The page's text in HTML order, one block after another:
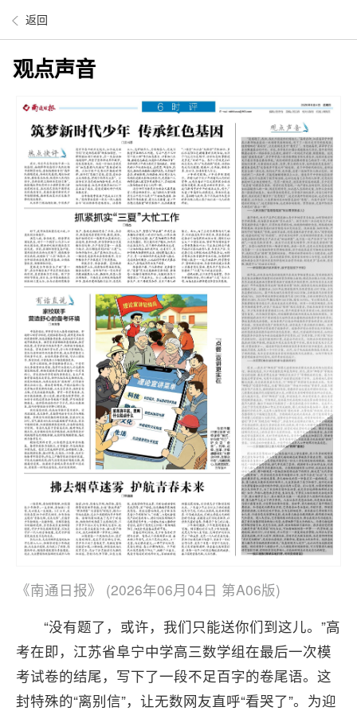
返回
观点声音
《南通日报》 (2026年06月04日 第A06版)
“没有题了，或许，我们只能送你们到这儿。”高
考在即，江苏省阜宁中学高三数学组在最后一次模
考试卷的结尾，写下了一段不足百字的卷尾语。这
封特殊的“离别信”，让无数网友直呼“看哭了”。为迎